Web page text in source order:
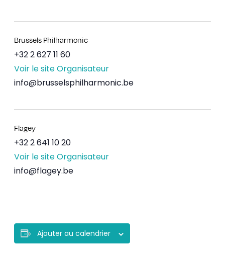
Brussels Philharmonic
+32 2 627 11 60
Voir le site Organisateur
info@brusselsphilharmonic.be
Flagey
+32 2 641 10 20
Voir le site Organisateur
info@flagey.be
Ajouter au calendrier